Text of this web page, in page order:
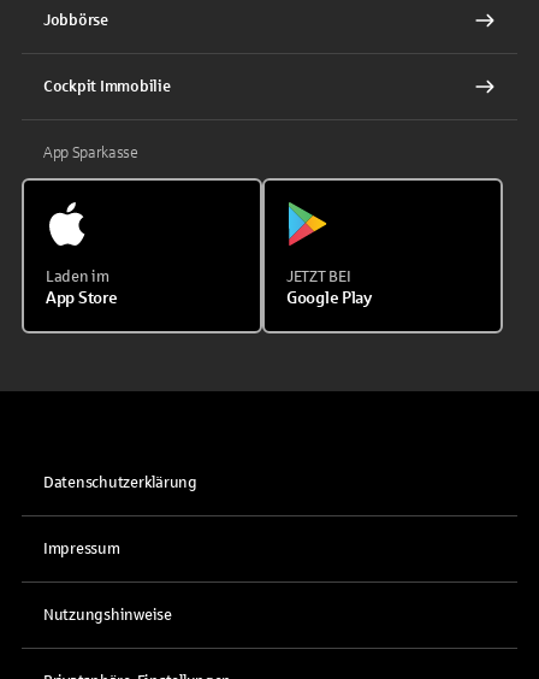
Jobbörse
Cockpit Immobilie
App Sparkasse
Laden im
App Store
JETZT BEI
Google Play
Datenschutzerklärung
Impressum
Nutzungshinweise